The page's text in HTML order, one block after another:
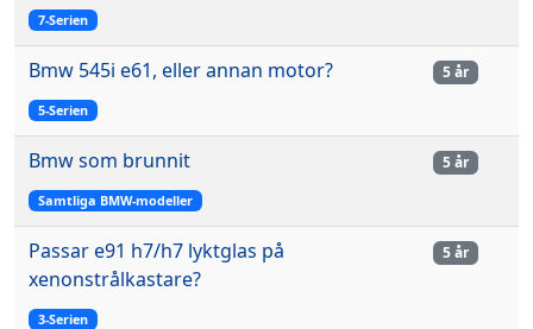
7-Serien
Bmw 545i e61, eller annan motor?
5-Serien
5 år
Bmw som brunnit
Samtliga BMW-modeller
5 år
Passar e91 h7/h7 lyktglas på
xenonstrålkastare?
3-Serien
5 år